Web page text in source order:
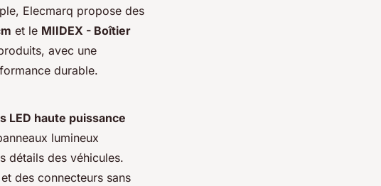
Elecmarq propose des
et le MIIDEX - Boîtier
avec une
durable.
LED haute puissance
lumineux
détails des véhicules.
des connecteurs sans